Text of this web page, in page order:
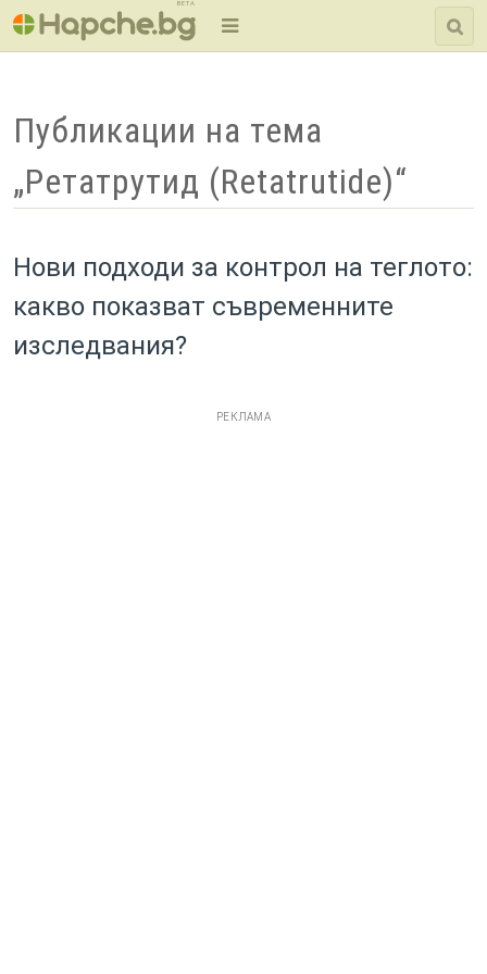
BETA
Публикации на тема
„Ретатрутид (Retatrutide)“
Нови подходи за контрол на теглото:
какво показват съвременните
изследвания?
РЕКЛАМА